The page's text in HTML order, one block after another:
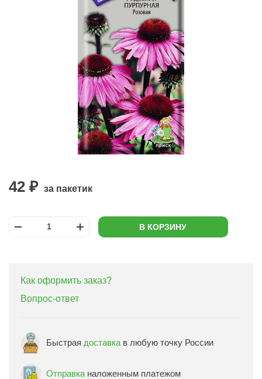
42 ₽ за пакетик
В КОРЗИНУ
Как оформить заказ?
Вопрос-ответ
Быстрая доставка в любую точку России
Отправка наложенным платежом